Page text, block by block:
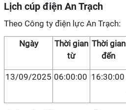
Lịch cúp điện An Trạch
Theo Công ty điện lực An Trạch:
Ngày
Thời gian
từ
Thời gian
đến
13/09/2025 06:00:00 16:30:00